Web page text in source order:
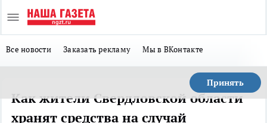
Все новости Заказать рекламу Мы в ВКонтакте
Принять
Как жители Cвердловской oбласти
хрaнят средства на случай